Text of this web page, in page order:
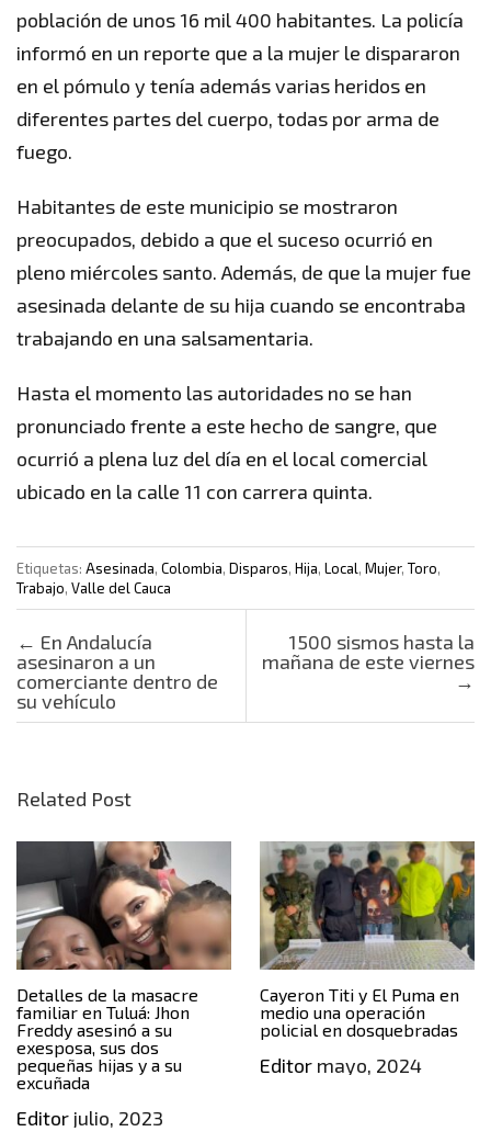
población de unos 16 mil 400 habitantes. La policía
informó en un reporte que a la mujer le dispararon
en el pómulo y tenía además varias heridos en
diferentes partes del cuerpo, todas por arma de
fuego.
Habitantes de este municipio se mostraron
preocupados, debido a que el suceso ocurrió en
pleno miércoles santo. Además, de que la mujer fue
asesinada delante de su hija cuando se encontraba
trabajando en una salsamentaria.
Hasta el momento las autoridades no se han
pronunciado frente a este hecho de sangre, que
ocurrió a plena luz del día en el local comercial
ubicado en la calle 11 con carrera quinta.
Etiquetas: Asesinada, Colombia, Disparos, Hija, Local, Mujer, Toro,
Trabajo, Valle del Cauca
Post navigation
← En Andalucía
asesinaron a un
comerciante dentro de
su vehículo
1500 sismos hasta la
mañana de este viernes
→
Related Post
Detalles de la masacre
familiar en Tuluá: Jhon
Freddy asesinó a su
exesposa, sus dos
pequeñas hijas y a su
excuñada
Editor julio, 2023
Cayeron Titi y El Puma en
medio una operación
policial en dosquebradas
Editormayo, 2024